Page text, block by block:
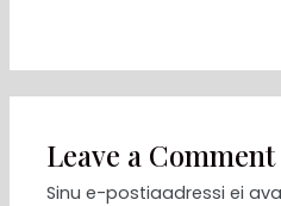
Leave a Comment
Sinu e-postiaadressi ei